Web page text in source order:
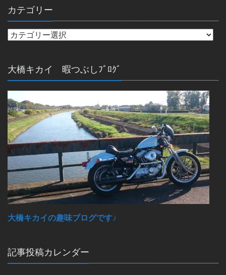
カテゴリー
大橋キカイ 暇つぶしﾌﾞﾛｸﾞ
大橋キカイの趣味ブログです♪
記事投稿カレンダー